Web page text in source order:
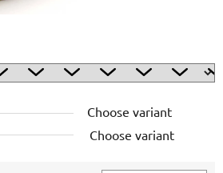
Choose variant
Choose variant